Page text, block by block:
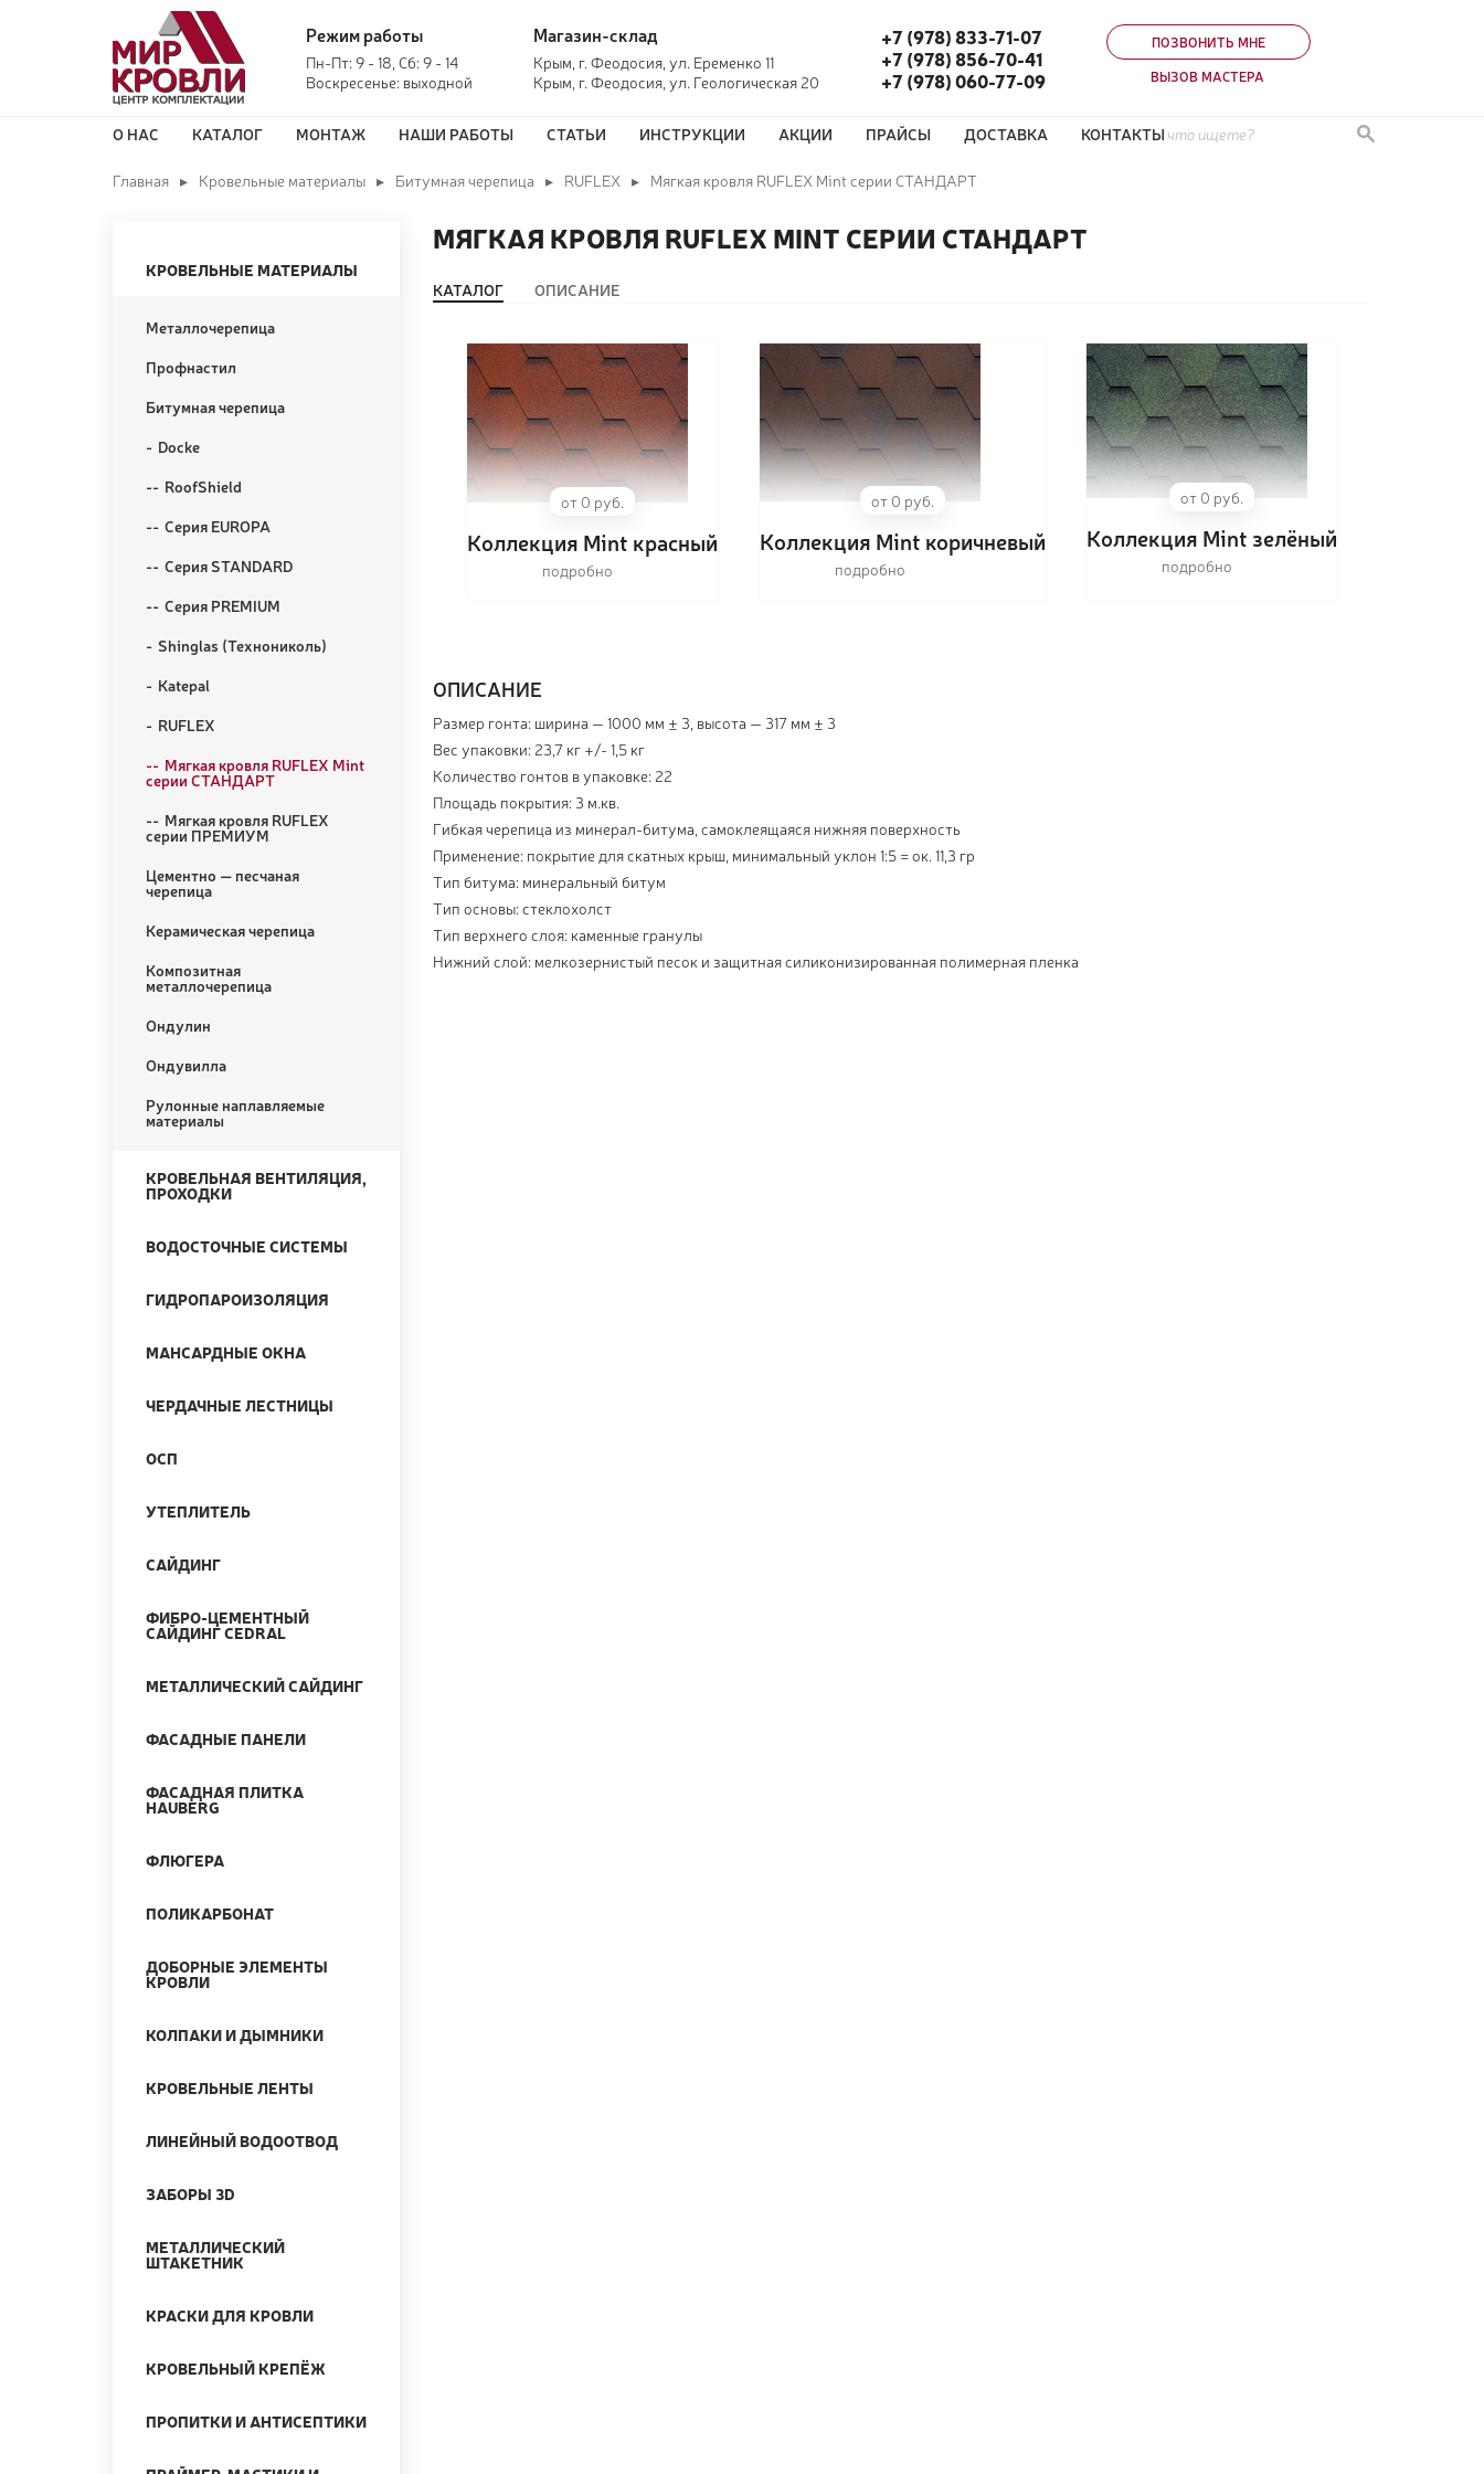
Режим работы
Пн-Пт: 9 - 18, Сб: 9 - 14
Воскресенье: выходной
Магазин-склад
Крым, г. Феодосия, ул. Еременко 11
Крым, г. Феодосия, ул. Геологическая 20
+7 (978) 833-71-07
+7 (978) 856-70-41
+7 (978) 060-77-09
ПОЗВОНИТЬ МНЕ
ВЫЗОВ МАСТЕРА
О НАС КАТАЛОГ МОНТАЖ НАШИ РАБОТЫ СТАТЬИ ИНСТРУКЦИИ АКЦИИ ПРАЙСЫ ДОСТАВКА КОНТАКТЫ
Главная Кровельные материалы Битумная черепица RUFLEX Мягкая кровля RUFLEX Mint серии СТАНДАРТ
КРОВЕЛЬНЫЕ МАТЕРИАЛЫ
Металлочерепица
Профнастил
Битумная черепица
Docke
RoofShield
Серия EUROPA
Серия STANDARD
Серия PREMIUM
Shinglas (Технониколь)
Katepal
RUFLEX
Мягкая кровля RUFLEX Mint
серии СТАНДАРТ
Мягкая кровля RUFLEX
серии ПРЕМИУМ
Цементно — песчаная
черепица
Керамическая черепица
Композитная
металлочерепица
Ондулин
Ондувилла
Рулонные наплавляемые
материалы
КРОВЕЛЬНАЯ ВЕНТИЛЯЦИЯ,
ПРОХОДКИ
ВОДОСТОЧНЫЕ СИСТЕМЫ
ГИДРОПАРОИЗОЛЯЦИЯ
МАНСАРДНЫЕ ОКНА
ЧЕРДАЧНЫЕ ЛЕСТНИЦЫ
ОСП
УТЕПЛИТЕЛЬ
САЙДИНГ
ФИБРО-ЦЕМЕНТНЫЙ
САЙДИНГ CEDRAL
МЕТАЛЛИЧЕСКИЙ САЙДИНГ
ФАСАДНЫЕ ПАНЕЛИ
ФАСАДНАЯ ПЛИТКА
HAUBERG
ФЛЮГЕРА
ПОЛИКАРБОНАТ
ДОБОРНЫЕ ЭЛЕМЕНТЫ
КРОВЛИ
КОЛПАКИ И ДЫМНИКИ
КРОВЕЛЬНЫЕ ЛЕНТЫ
ЛИНЕЙНЫЙ ВОДООТВОД
ЗАБОРЫ 3D
МЕТАЛЛИЧЕСКИЙ
ШТАКЕТНИК
КРАСКИ ДЛЯ КРОВЛИ
КРОВЕЛЬНЫЙ КРЕПЁЖ
ПРОПИТКИ И АНТИСЕПТИКИ
МЯГКАЯ КРОВЛЯ RUFLEX MINT СЕРИИ СТАНДАРТ
КАТАЛОГ ОПИСАНИЕ
от 0 руб.
Коллекция Mint красный
подробно
от 0 руб.
Коллекция Mint коричневый
подробно
от 0 руб.
Коллекция Mint зелёный
подробно
ОПИСАНИЕ
Размер гонта: ширина — 1000 мм ± 3, высота — 317 мм ± 3
Вес упаковки: 23,7 кг +/- 1,5 кг
Количество гонтов в упаковке: 22
Площадь покрытия: 3 м.кв.
Гибкая черепица из минерал-битума, самоклеящаяся нижняя поверхность
Применение: покрытие для скатных крыш, минимальный уклон 1:5 = ок. 11,3 гр
Тип битума: минеральный битум
Тип основы: стеклохолст
Тип верхнего слоя: каменные гранулы
Нижний слой: мелкозернистый песок и защитная силиконизированная полимерная пленка